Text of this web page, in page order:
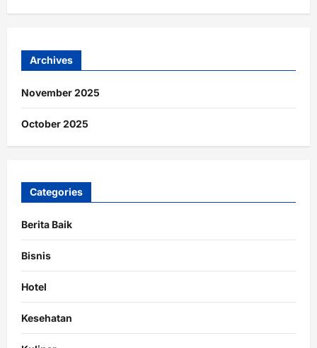
Archives
November 2025
October 2025
Categories
Berita Baik
Bisnis
Hotel
Kesehatan